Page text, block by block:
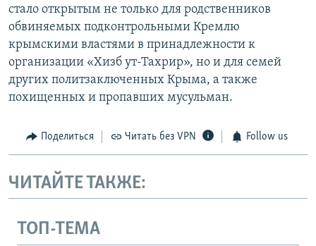
стало открытым не только для родственников
обвиняемых подконтрольными Кремлю
крымскими властями в принадлежности к
организации «Хизб ут-Тахрир», но и для семей
других политзаключенных Крыма, а также
похищенных и пропавших мусульман.
Поделиться Читать без VPN Follow us
ЧИТАЙТЕ ТАКЖЕ:
ТОП-ТЕМА